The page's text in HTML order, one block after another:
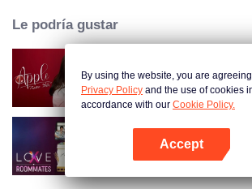
Jade"!
demasiado reales!
Le podría gustar
Apple My Love
LOVE(X): Roommates
By using the website, you are
Privacy Policy and the use of cookies
accordance with our Cookie Policy.
Accept